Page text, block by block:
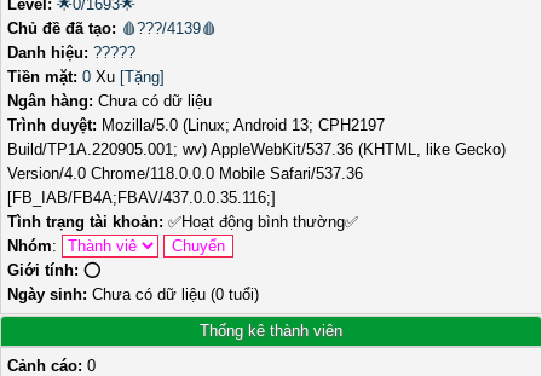
Level: 🌟0/1693🌟
Chủ đề đã tạo: 🩸???/4139🩸
Danh hiệu: ?????
Tiền mặt: 0 Xu [Tặng]
Ngân hàng: Chưa có dữ liệu
Trình duyệt: Mozilla/5.0 (Linux; Android 13; CPH2197
Build/TP1A.220905.001; wv) AppleWebKit/537.36 (KHTML, like Gecko)
Version/4.0 Chrome/118.0.0.0 Mobile Safari/537.36
[FB_IAB/FB4A;FBAV/437.0.0.35.116;]
Tình trạng tài khoản: ✅Hoạt động bình thường✅
Nhóm:
Giới tính: ⭕️
Ngày sinh: Chưa có dữ liệu (0 tuổi)
Thống kê thành viên
Cảnh cáo: 0